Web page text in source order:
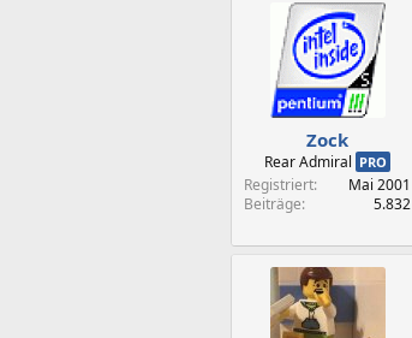
Zock
Rear Admiral PRO
Registriert
Mai 2001
Beiträge
5.832